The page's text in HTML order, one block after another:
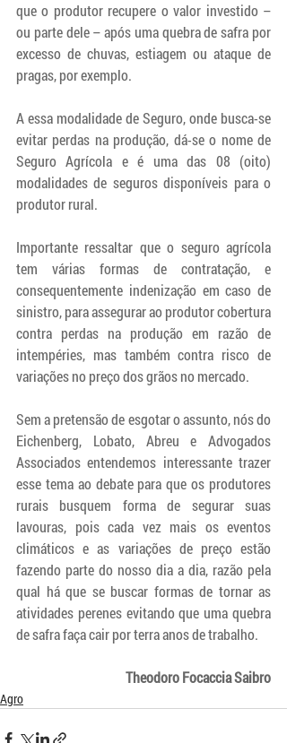
que o produtor recupere o valor investido –
ou parte dele – após uma quebra de safra por
excesso de chuvas, estiagem ou ataque de
pragas, por exemplo.
A essa modalidade de Seguro, onde busca-se
evitar perdas na produção, dá-se o nome de
Seguro Agrícola e é uma das 08 (oito)
modalidades de seguros disponíveis para o
produtor rural.
Importante ressaltar que o seguro agrícola
tem várias formas de contratação, e
consequentemente indenização em caso de
sinistro, para assegurar ao produtor cobertura
contra perdas na produção em razão de
intempéries, mas também contra risco de
variações no preço dos grãos no mercado.
Sem a pretensão de esgotar o assunto, nós do
Eichenberg, Lobato, Abreu e Advogados
Associados entendemos interessante trazer
esse tema ao debate para que os produtores
rurais busquem forma de segurar suas
lavouras, pois cada vez mais os eventos
climáticos e as variações de preço estão
fazendo parte do nosso dia a dia, razão pela
qual há que se buscar formas de tornar as
atividades perenes evitando que uma quebra
de safra faça cair por terra anos de trabalho.
Theodoro Focaccia Saibro
Agro